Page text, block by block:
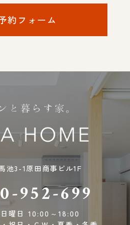
約フォーム
池3-1原田商事ビル1F
952-699
曜日 10:00～18:00